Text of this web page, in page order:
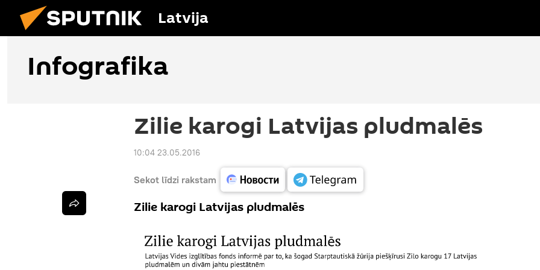
Latvija
Infografika
Zilie karogi Latvijas pludmalēs
10:04 23.05.2016
Sekot līdzi rakstam
Zilie karogi Latvijas pludmalēs